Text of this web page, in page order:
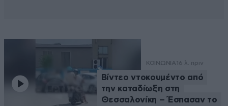
ΚΟΙΝΩΝΙΑ 16 λ. πριν
Βίντεο ντοκουμέντο από
την καταδίωξη στη
Θεσσαλονίκη – Έσπασαν το